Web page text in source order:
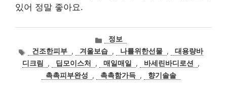
있어 정말 좋아요.
카
테
고
리
정보
태
그
건조한피부 , 겨울보습 , 나를위한선물 ,
대용량바
디크림
, 딥모이스처 , 매일매일 , 바세린바디로션
,
촉촉피부완성
, 촉촉함가득 , 향기솔솔